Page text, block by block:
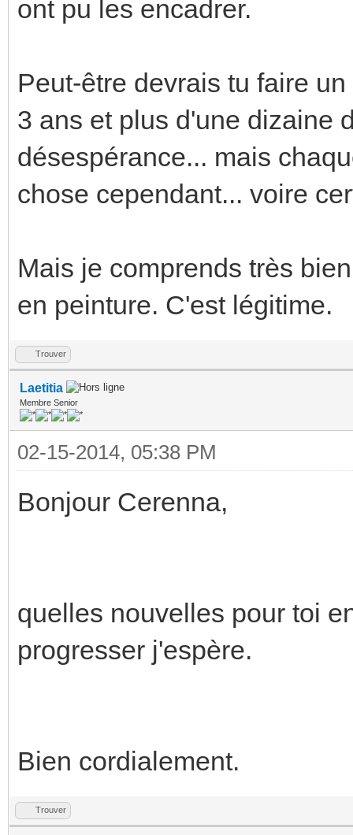
ont pu les encadrer.
Peut-être devrais tu faire
3 ans et plus d'une dizaine
désespérance... mais
chose cependant... voire
Mais je comprends très
en peinture. C'est légitime.
Trouver
Laetitia
Membre Senior
02-15-2014, 05:38 PM
Bonjour Cerenna,
quelles nouvelles pour toi
progresser j'espère.
Bien cordialement.
Trouver